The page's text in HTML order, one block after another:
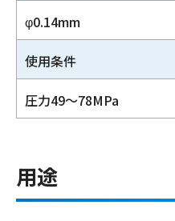
φ0.14mm
使用条件
圧力49～78MPa
用途